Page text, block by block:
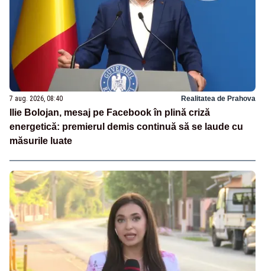
7 aug. 2026, 08:40 Realitatea de Prahova
Ilie Bolojan, mesaj pe Facebook în plină criză
energetică: premierul demis continuă să se laude cu
măsurile luate